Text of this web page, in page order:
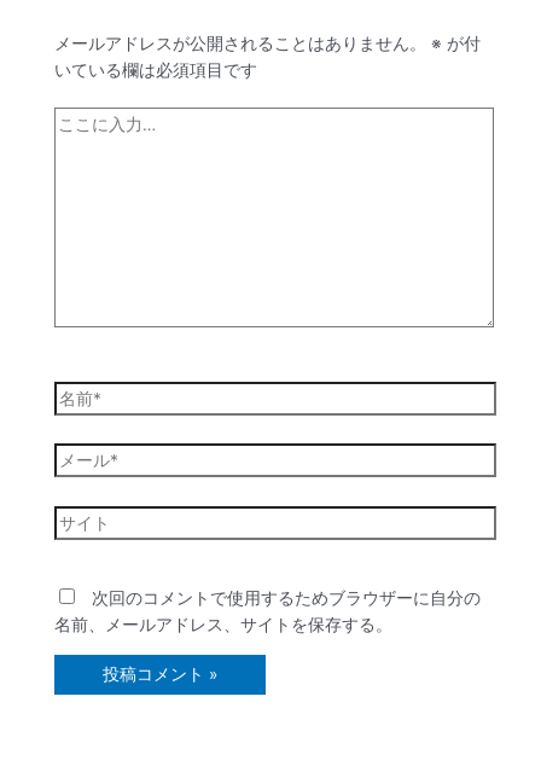
メールアドレスが公開されることはありません。 ※ が付
いている欄は必須項目です
こ
名
前
*メ
ー
ル
*
サ
イ
次回のコメントで使用するためブラウザーに自分の
名前、メールアドレス、サイトを保存する。